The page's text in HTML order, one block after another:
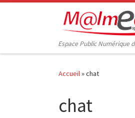
Passer au contenu
Espace Public Numérique
Accueil»chat
chat